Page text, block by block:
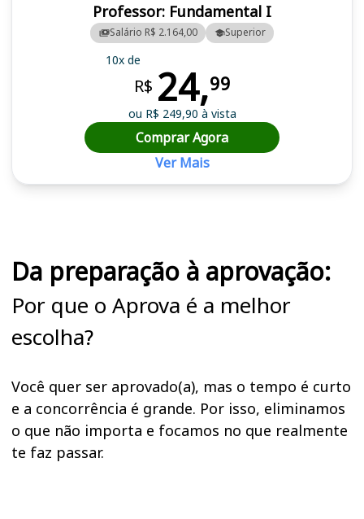
Professor: Fundamental I
Salário R$ 2.164,00 Superior
10x de
R$ 24,99
ou R$ 249,90 à vista
Comprar Agora
Ver Mais
Da preparação à aprovação:
Por que o Aprova é a melhor
escolha?
Você quer ser aprovado(a), mas o tempo é curto
e a concorrência é grande. Por isso, eliminamos
o que não importa e focamos no que realmente
te faz passar.